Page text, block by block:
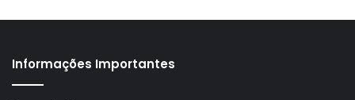
Informações Importantes